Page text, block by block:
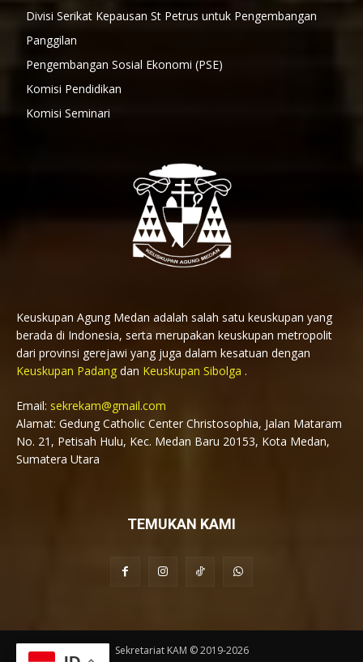
Divisi Serikat Kepausan St Petrus untuk Pengembangan
Panggilan
Pengembangan Sosial Ekonomi (PSE)
Komisi Pendidikan
Komisi Seminari
Keuskupan Agung Medan adalah salah satu keuskupan yang
berada di Indonesia, serta merupakan keuskupan metropolit
dari provinsi gerejawi yang juga dalam kesatuan dengan
Keuskupan Padang dan Keuskupan Sibolga .
Email: sekrekam@gmail.com
Alamat: Gedung Catholic Center Christosophia, Jalan Mataram
No. 21, Petisah Hulu, Kec. Medan Baru 20153, Kota Medan,
Sumatera Utara
TEMUKAN KAMI
Sekretariat KAM © 2019-2026